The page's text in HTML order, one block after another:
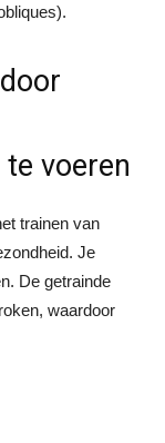
voeren
trainen van
Je
De getrainde
waardoor